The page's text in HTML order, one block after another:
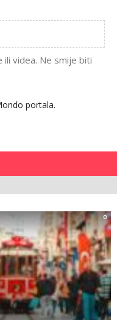
videa. Ne smije biti
portala.
0